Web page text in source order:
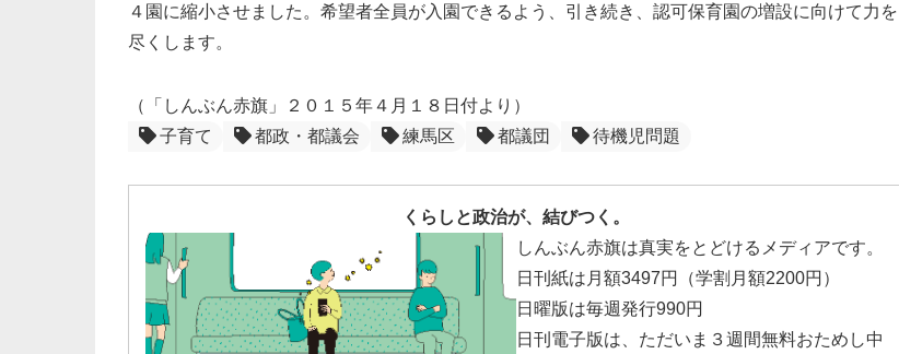
４園に縮小させました。希望者全員が入園できるよう、引き続き、認可保育園の増設に向けて力を
尽くします。
（「しんぶん赤旗」２０１５年４月１８日付より）
子育て
都政・都議会 練馬区 都議団 待機児問題
くらしと政治が、結びつく。
しんぶん赤旗は真実をとどけるメディアです。
日刊紙は月額3497円（学割月額2200円）
日曜版は毎週発行990円
日刊電子版は、ただいま３週間無料おためし中